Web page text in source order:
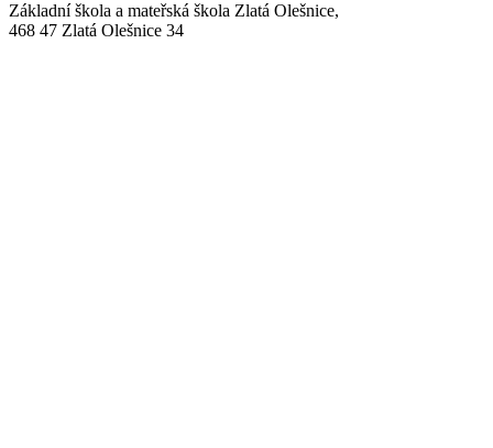
Základní škola a mateřská škola Zlatá Olešnice,
468 47 Zlatá Olešnice 34